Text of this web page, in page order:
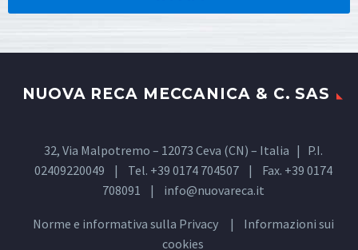
NUOVA RECA MECCANICA & C. SAS
32, Via Malpotremo – 12073 Ceva (CN) – Italia | P.I.
02409220049 | Tel. +39 0174 704507 | Fax. +39 0174
708091 | info@nuovareca.it
Norme e informativa sulla Privacy| Informazioni sui
cookies